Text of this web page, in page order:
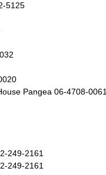
5125
Pangea 06-4708-0061
249-2161
249-2161